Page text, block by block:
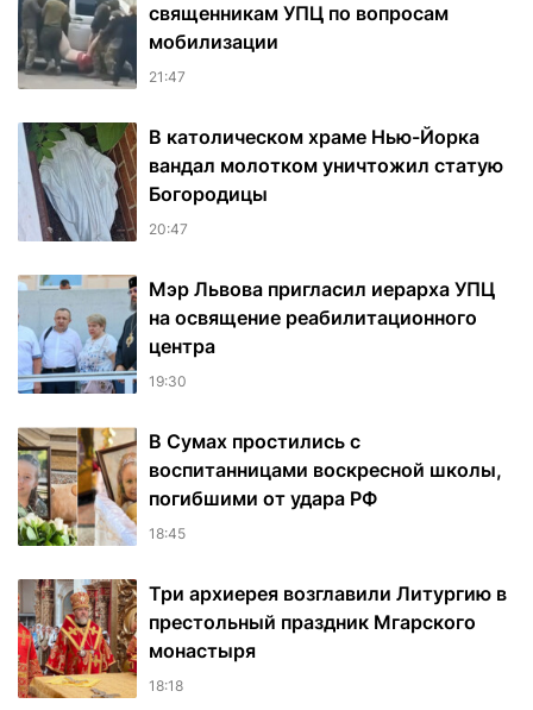
священникам УПЦ по вопросам
мобилизации
21:47
В католическом храме Нью-Йорка
вандал молотком уничтожил статую
Богородицы
20:47
Мэр Львова пригласил иерарха УПЦ
на освящение реабилитационного
центра
19:30
В Сумах простились с
воспитанницами воскресной школы,
погибшими от удара РФ
18:45
Три архиерея возглавили Литургию в
престольный праздник Мгарского
монастыря
18:18